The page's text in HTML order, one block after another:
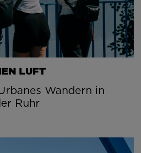
LUFT
Wandern in
Ruhr